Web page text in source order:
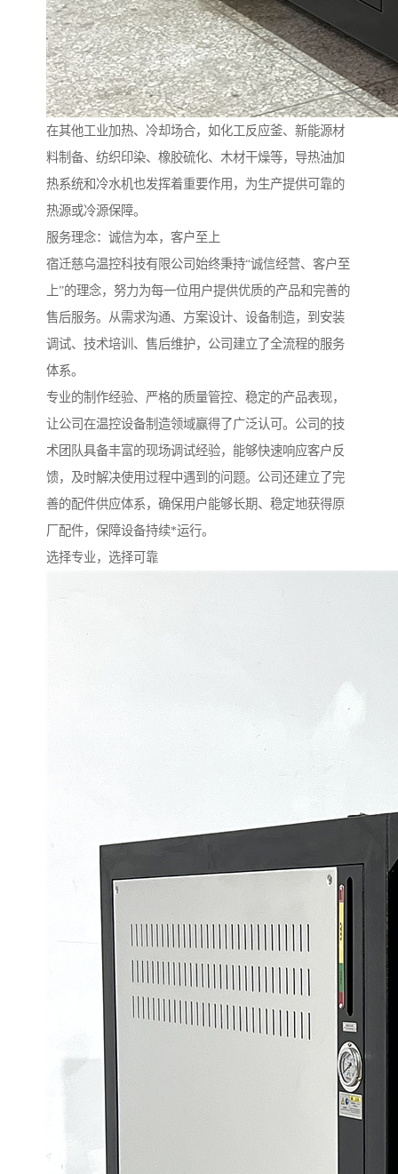
在其他工业加热、冷却场合，如化工反应釜、新能源材
料制备、纺织印染、橡胶硫化、木材干燥等，导热油加
热系统和冷水机也发挥着重要作用，为生产提供可靠的
热源或冷源保障。
服务理念：诚信为本，客户至上
宿迁慈乌温控科技有限公司始终秉持“诚信经营、客户至
上”的理念，努力为每一位用户提供优质的产品和完善的
售后服务。从需求沟通、方案设计、设备制造，到安装
调试、技术培训、售后维护，公司建立了全流程的服务
体系。
专业的制作经验、严格的质量管控、稳定的产品表现，
让公司在温控设备制造领域赢得了广泛认可。公司的技
术团队具备丰富的现场调试经验，能够快速响应客户反
馈，及时解决使用过程中遇到的问题。公司还建立了完
善的配件供应体系，确保用户能够长期、稳定地获得原
厂配件，保障设备持续*运行。
选择专业，选择可靠